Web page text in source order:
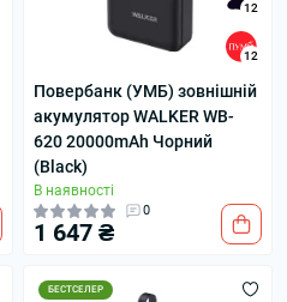
12
12
Повербанк (УМБ) зовнішній
акумулятор WALKER WB-
620 20000mAh Чорний
(Black)
В наявності
0
1 647 ₴
БЕСТСЕЛЕР